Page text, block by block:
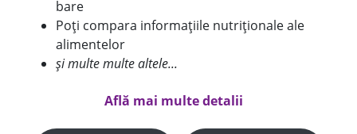
bare
Poți compara informațiile nutriționale ale
alimentelor
și multe multe altele...
Află mai multe detalii